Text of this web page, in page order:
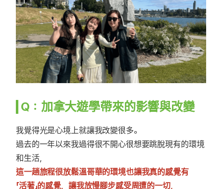
Q：加拿大遊學帶來的影響與改變
我覺得光是心境上就讓我改變很多。
過去的一年以來我過得很不開心很想要跳脫現有的環境
和生活，
這一趟旅程很放鬆溫哥華的環境也讓我真的感覺有
「活著」的感覺，讓我放慢腳步感受周遭的一切，